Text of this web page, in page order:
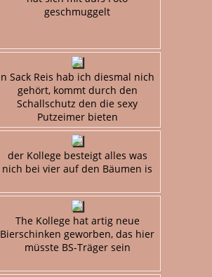
geschmuggelt
n Sack Reis hab ich diesmal nich
gehört, kommt durch den
Schallschutz den die sexy
Putzeimer bieten
der Kollege besteigt alles was
nich bei vier auf den Bäumen is
The Kollege hat artig neue
Bierschinken geworben, das hier
müsste BS-Träger sein